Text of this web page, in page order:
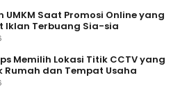
UMKM Saat Promosi Online yang
Iklan Terbuang Sia-sia
Memilih Lokasi Titik CCTV yang
Rumah dan Tempat Usaha